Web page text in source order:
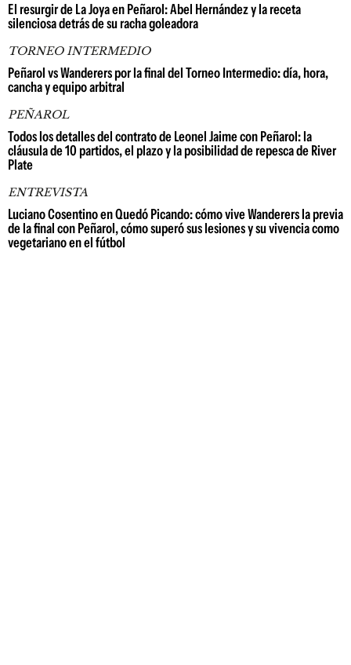
El resurgir de La Joya en Peñarol: Abel Hernández y la receta
silenciosa detrás de su racha goleadora
TORNEO INTERMEDIO
Peñarol vs Wanderers por la final del Torneo Intermedio: día, hora,
cancha y equipo arbitral
PEÑAROL
Todos los detalles del contrato de Leonel Jaime con Peñarol: la
cláusula de 10 partidos, el plazo y la posibilidad de repesca de River
Plate
ENTREVISTA
Luciano Cosentino en Quedó Picando: cómo vive Wanderers la previa
de la final con Peñarol, cómo superó sus lesiones y su vivencia como
vegetariano en el fútbol